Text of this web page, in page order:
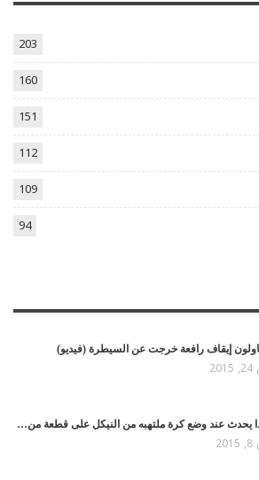
203
160
151
112
109
94
إيقاف رافعة خرجت عن السيطرة (فيديو)
يحدث عند وضع كرة ملتهبه من النيكل على قطعة من…